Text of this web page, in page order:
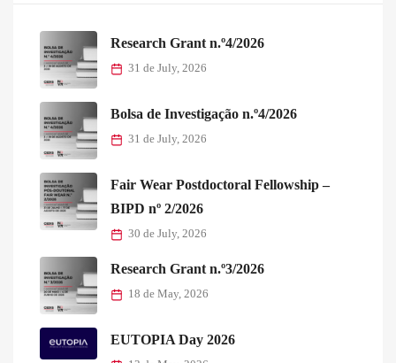
Research Grant n.º4/2026
31 de July, 2026
Bolsa de Investigação n.º4/2026
31 de July, 2026
Fair Wear Postdoctoral Fellowship –
BIPD nº 2/2026
30 de July, 2026
Research Grant n.º3/2026
18 de May, 2026
EUTOPIA Day 2026